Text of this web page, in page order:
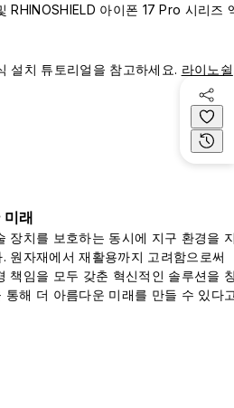
RHINOSHIELD 아이폰 17 Pro 시리즈
설치 튜토리얼을 참고하세요. 라이노쉴
래
장치를 보호하는 동시에 지구 환경을
원자재에서 재활용까지 고려함으로써
책임을 모두 갖춘 혁신적인 솔루션을
통해 더 아름다운 미래를 만들 수 있다